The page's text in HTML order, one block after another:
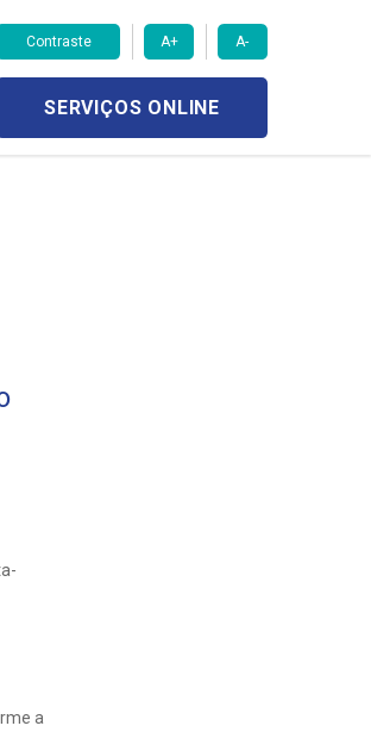
Contraste A+ A-
SERVIÇOS ONLINE
a